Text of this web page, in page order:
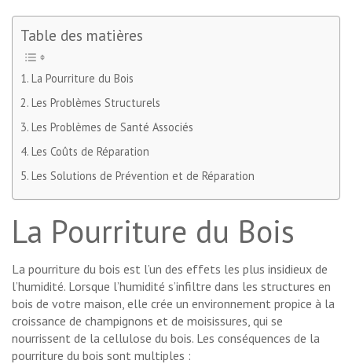
Table des matières
La Pourriture du Bois
Les Problèmes Structurels
Les Problèmes de Santé Associés
Les Coûts de Réparation
Les Solutions de Prévention et de Réparation
La Pourriture du Bois
La pourriture du bois est l’un des effets les plus insidieux de
l’humidité. Lorsque l’humidité s’infiltre dans les structures en
bois de votre maison, elle crée un environnement propice à la
croissance de champignons et de moisissures, qui se
nourrissent de la cellulose du bois. Les conséquences de la
pourriture du bois sont multiples :